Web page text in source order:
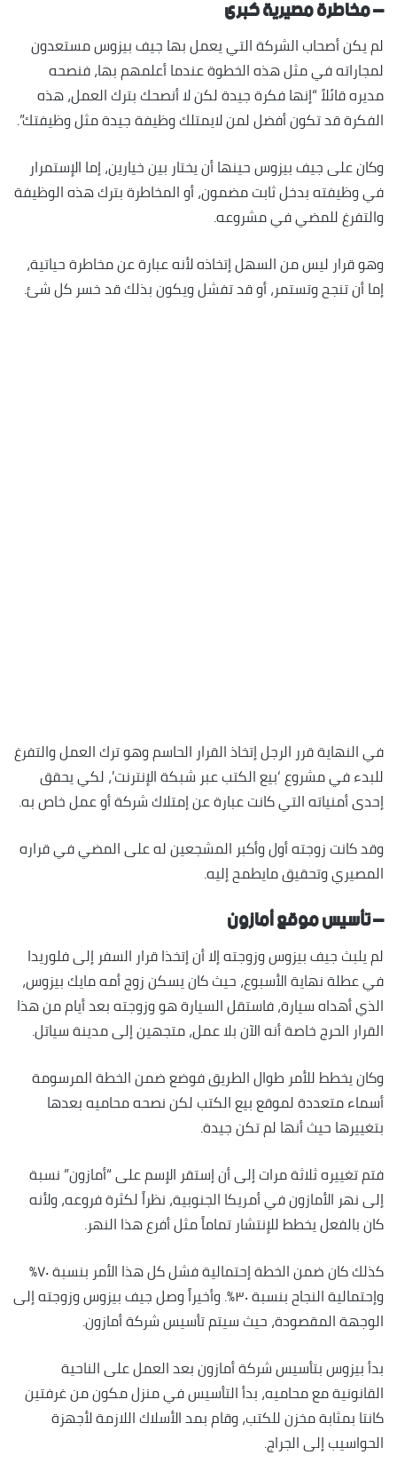
– مخاطرة مصيرية كبرى
لم يكن أصحاب الشركة التي يعمل بها جيف بيزوس مستعدون
لمجاراته في مثل هذه الخطوة عندما أعلمهم بها، فنصحه
مديره قائلاً “إنها فكرة جيدة لكن لا أنصحك بترك العمل، هذه
الفكرة قد تكون أفضل لمن لايمتلك وظيفة جيدة مثل وظيفتك”.
وكان على جيف بيزوس حينها أن يختار بين خيارين، إما الإستمرار
في وظيفته بدخل ثابت مضمون، أو المخاطرة بترك هذه الوظيفة
والتفرغ للمضي في مشروعه.
وهو قرار ليس من السهل إتخاذه لأنه عبارة عن مخاطرة حياتية،
إما أن تنجح وتستمر، أو قد تفشل ويكون بذلك قد خسر كل شئ.
في النهاية قرر الرجل إتخاذ القرار الحاسم وهو ترك العمل والتفرغ
للبدء في مشروع ‘بيع الكتب عبر شبكة الإنترنت’، لكي يحقق
إحدى أمنياته التي كانت عبارة عن إمتلاك شركة أو عمل خاص به.
وقد كانت زوجته أول وأكبر المشجعين له على المضي في قراره
المصيري وتحقيق مايطمح إليه.
– تأسيس موقع أمازون
لم يلبث جيف بيزوس وزوجته إلا أن إتخذا قرار السفر إلى فلوريدا
في عطلة نهاية الأسبوع، حيث كان يسكن زوج أمه مايك بيزوس،
الذي أهداه سيارة، فاستقل السيارة هو وزوجته بعد أيام من هذا
القرار الحرج خاصة أنه الآن بلا عمل، متجهين إلى مدينة سياتل.
وكان يخطط للأمر طوال الطريق فوضع ضمن الخطة المرسومة
أسماء متعددة لموقع بيع الكتب لكن نصحه محاميه بعدها
بتغييرها حيث أنها لم تكن جيدة.
فتم تغييره ثلاثة مرات إلى أن إستقر الإسم على “أمازون” نسبة
إلى نهر الأمازون في أمريكا الجنوبية، نظراً لكثرة فروعه، ولأنه
كان بالفعل يخطط للإنتشار تماماً مثل أفرع هذا النهر.
كذلك كان ضمن الخطة إحتمالية فشل كل هذا الأمر بنسبة ٧٠٪؜
وإحتمالية النجاح بنسبة ٣٠٪؜. وأخيراً وصل جيف بيزوس وزوجته إلى
الوجهة المقصودة، حيث سيتم تأسيس شركة أمازون.
بدأ بيزوس بتأسيس شركة أمازون بعد العمل على الناحية
القانونية مع محاميه، بدأ التأسيس في منزل مكون من غرفتين
كانتا بمثابة مخزن للكتب، وقام بمد الأسلاك اللازمة لأجهزة
الحواسيب إلى الجراج.